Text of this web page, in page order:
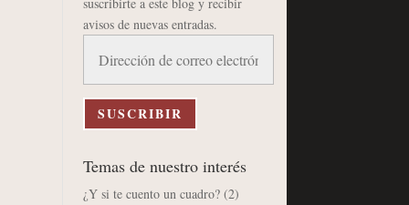
avisos de nuevas entradas.
correo
electrónico
SUSCRIBIR
Temas de nuestro interés
¿Y si te cuento un cuadro? (2)